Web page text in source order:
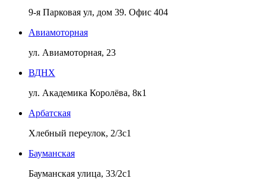
9-я Парковая ул, дом 39. Офис 404
Авиамоторная
ул. Авиамоторная, 23
ВДНХ
ул. Академика Королёва, 8к1
Арбатская
Хлебный переулок, 2/3с1
Бауманская
Бауманская улица, 33/2с1